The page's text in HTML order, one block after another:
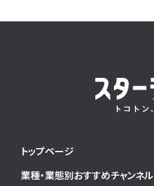
トップページ
業種・業態別おすすめチャンネル